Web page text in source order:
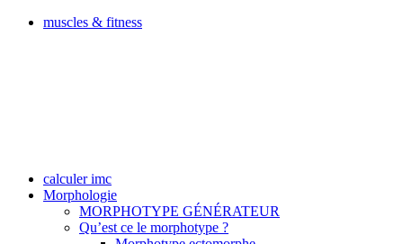
muscles & fitness
calculer imc
Morphologie
MORPHOTYPE GÉNÉRATEUR
Qu’est ce le morphotype ?